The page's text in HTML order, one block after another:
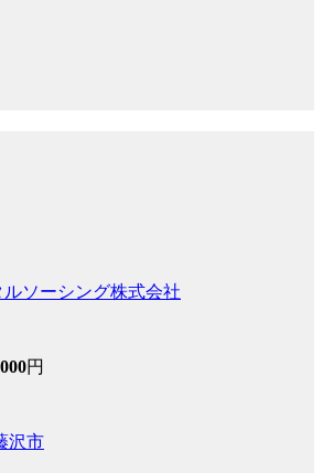
ルソーシング株式会社
円
沢市